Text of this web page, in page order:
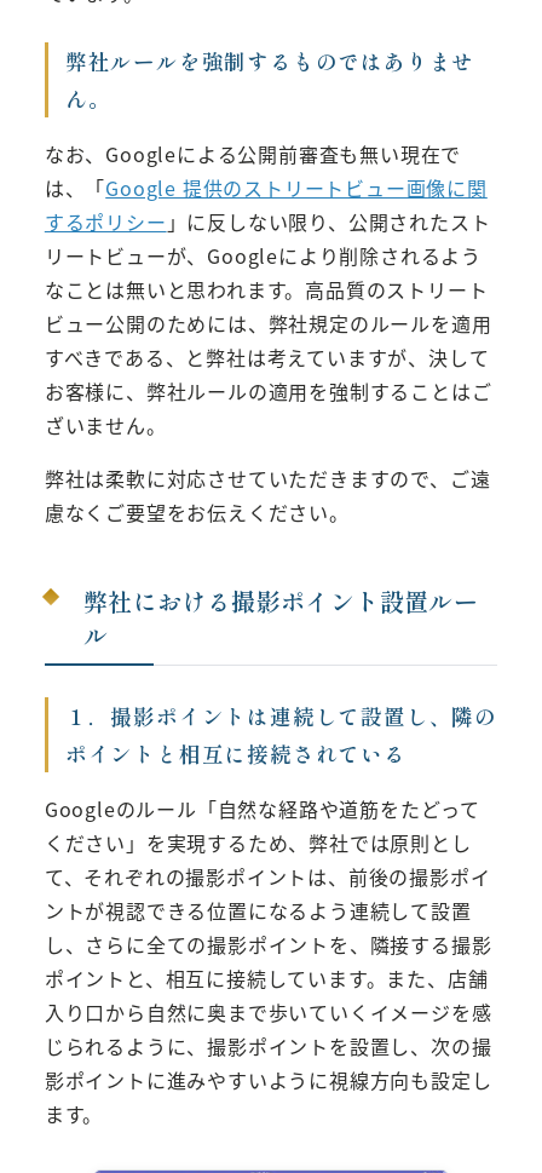
弊社ルールを強制するものではありませ
ん。
なお、Googleによる公開前審査も無い現在で
は、「Google 提供のストリートビュー画像に関
するポリシー 」に反しない限り、公開されたスト
リートビューが、Googleにより削除されるよう
なことは無いと思われます。高品質のストリート
ビュー公開のためには、弊社規定のルールを適用
すべきである、と弊社は考えていますが、決して
お客様に、弊社ルールの適用を強制することはご
ざいません。
弊社は柔軟に対応させていただきますので、ご遠
慮なくご要望をお伝えください。
弊社における撮影ポイント設置ルー
ル
１．撮影ポイントは連続して設置し、隣の
ポイントと相互に接続されている
Googleのルール「自然な経路や道筋をたどって
ください」を実現するため、弊社では原則とし
て、それぞれの撮影ポイントは、前後の撮影ポイ
ントが視認できる位置になるよう連続して設置
し、さらに全ての撮影ポイントを、隣接する撮影
ポイントと、相互に接続しています。また、店舗
入り口から自然に奥まで歩いていくイメージを感
じられるように、撮影ポイントを設置し、次の撮
影ポイントに進みやすいように視線方向も設定し
ます。